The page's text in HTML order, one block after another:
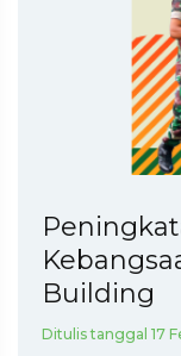
Building
Ditulis tanggal 17